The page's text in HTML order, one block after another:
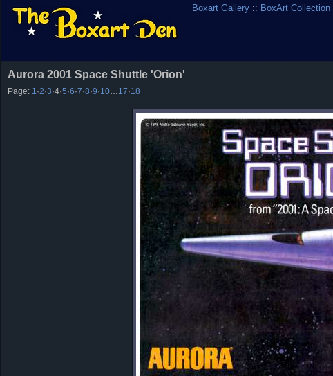
Boxart Gallery :: BoxArt Collection
Aurora 2001 Space Shuttle 'Orion'
Page: 1 ·2·3·4·5·6·7·8·9·10 17·18